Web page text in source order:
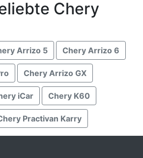
Chery
Arrizo 5 Chery Arrizo 6
Chery Arrizo GX
iCar Chery K60
Practivan Karry